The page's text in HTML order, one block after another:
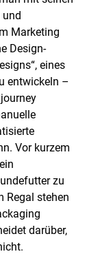
und
Marketing
Design-
eines
entwickeln –
Vor kurzem
zu
Regal stehen
darüber,